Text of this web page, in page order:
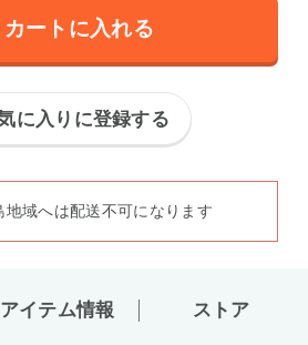
カートに入れる
に入りに登録する
地域へは配送不可になります
アイテム情報 ストア